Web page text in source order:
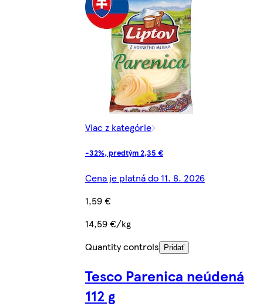
Viac z kategórie
-32%, predtým 2,35 €
Cena je platná do 11. 8. 2026
1,59 €
14,59 €/kg
Quantity controls
Pridať
Tesco Parenica neúdená
112 g